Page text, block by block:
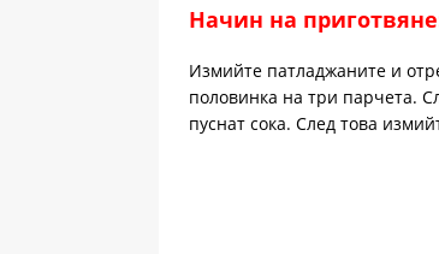
Начин на
Измийте патладжаните и
половинка на три парчета.
пуснат сока. След това